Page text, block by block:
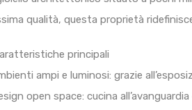
qualità, questa proprietà
principali
ampi e luminosi: grazie
open space: cucina